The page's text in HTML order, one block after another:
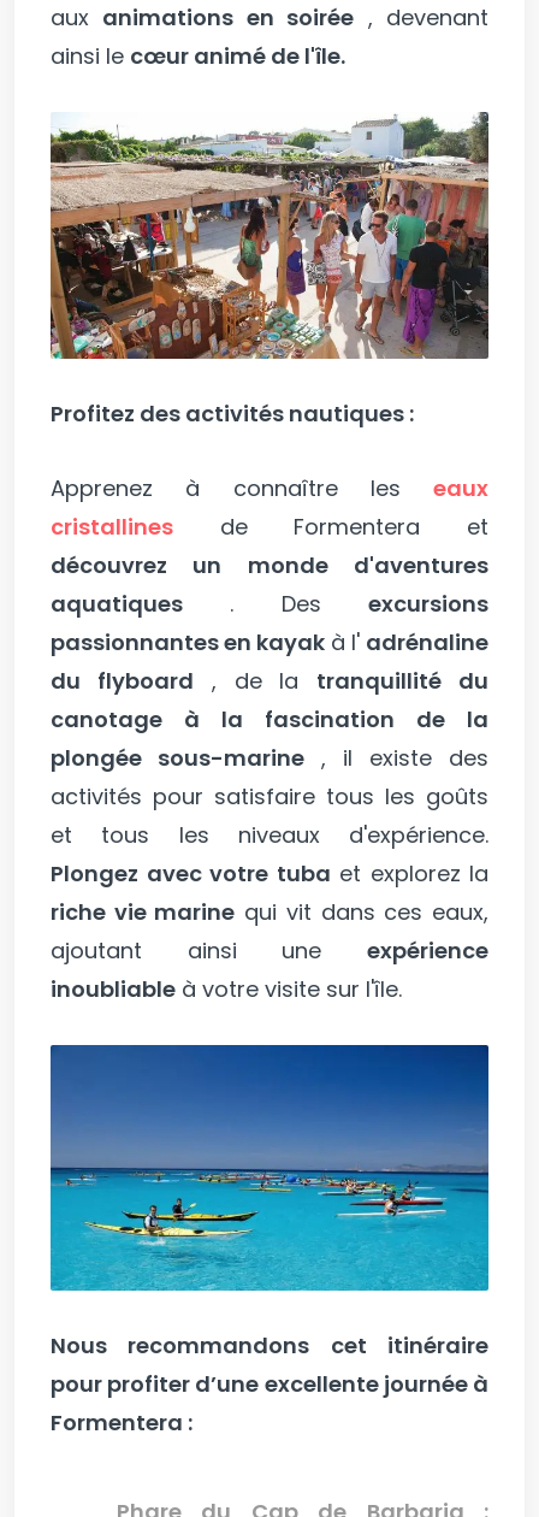
aux animations en soirée , devenant
ainsi le cœur animé de l'île.
Profitez des activités nautiques :
Apprenez à connaître les eaux
cristallines de Formentera et
découvrez un monde d'aventures
aquatiques . Des excursions
passionnantes en kayak à l' adrénaline
du flyboard , de la tranquillité du
canotage à la fascination de la
plongée sous-marine , il existe des
activités pour satisfaire tous les goûts
et tous les niveaux d'expérience.
Plongez avec votre tuba et explorez la
riche vie marine qui vit dans ces eaux,
ajoutant ainsi une expérience
inoubliable à votre visite sur l'île.
Nous recommandons cet itinéraire
pour profiter d’une excellente journée à
Formentera :